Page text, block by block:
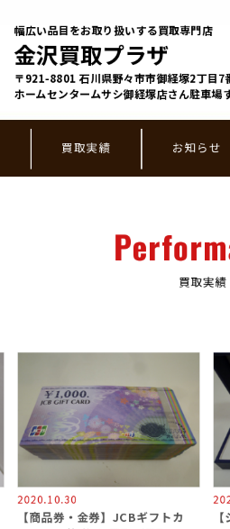
幅広い品目をお取り扱いする買取専門店
金沢買取プラザ
〒921-8801 ⽯川県野々市市御経塚2丁⽬
ホームセンタームサシ御経塚店さん駐車場
買取実績 お知らせ
買取実績
2020.10.30
【商品券・金券】JCBギフトカ